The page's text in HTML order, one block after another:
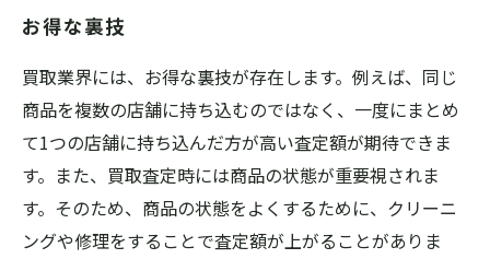
お得な裏技
買取業界には、お得な裏技が存在します。例えば、同じ
商品を複数の店舗に持ち込むのではなく、一度にまとめ
て1つの店舗に持ち込んだ方が高い査定額が期待できま
す。また、買取査定時には商品の状態が重要視されま
す。そのため、商品の状態をよくするために、クリーニ
ングや修理をすることで査定額が上がることがありま